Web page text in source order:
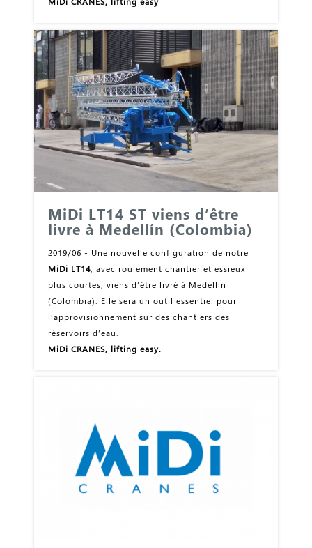
MiDi LT14 ST viens d’être
livre à Medellín (Colombia)
2019/06 - Une nouvelle configuration de notre
MiDi LT14, avec roulement chantier et essieux
plus courtes, viens d’être livré á Medellin
(Colombia). Elle sera un outil essentiel pour
l’approvisionnement sur des chantiers des
réservoirs d’eau.
MiDi CRANES, lifting easy.